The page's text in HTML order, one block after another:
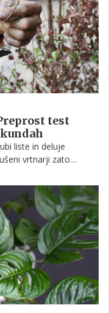
test
liste in deluje
vrtnarji zato
olesenelih rastlinah,